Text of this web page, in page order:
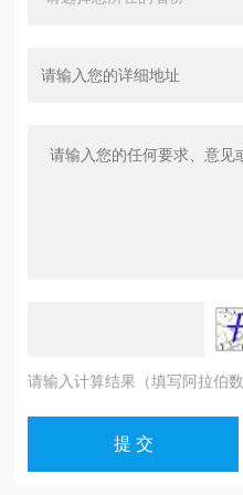
请输入计算结果（填写阿拉伯